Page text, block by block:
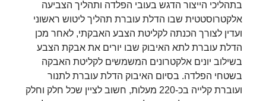
בתהליכי הייצור הדגש בעובי הפלדה ותהליך הצביעה
אלקטרוסטטית שבו הדלת עוברת תהליך ליטוש ראשוני
ועדין לצורך הכנתה לקליטת הצבע האבקתי, לאחר מכן
הדלת עוברת לתא האיבוק שבו יורים את אבקת הצבע
בשילוב יונים אלקטרונים המשמשים לקליטת האבקה
בשטחי הפלדה. בסיום האיבוק הדלת עוברת לתנור
ועוברת קלייה בכ-220 מעלות, חשוב לציין שכל חלק וחלק